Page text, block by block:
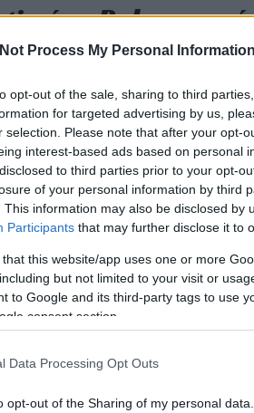
Process My Personal Information
opt-out of the sale, sharing to third
for targeted advertising by us,
selection. Please note that after your opt-
interest-based ads based on personal
to third parties prior to your opt-
of your personal information by third
This information may also be disclosed by
Participants that may further disclose it to
this website/app uses one or more
but not limited to your visit or
to Google and its third-party tags to use
consent section.
Data Processing Opt Outs
opt-out of the Sharing of my personal data.
és a Bakony a
történelem érettségi tételei. Ha valaki
ami? Mért nem azt írtam, hogy
területei az évszázadok folyamán elég
TOVÁBB
Veszprém Tihany Gizella